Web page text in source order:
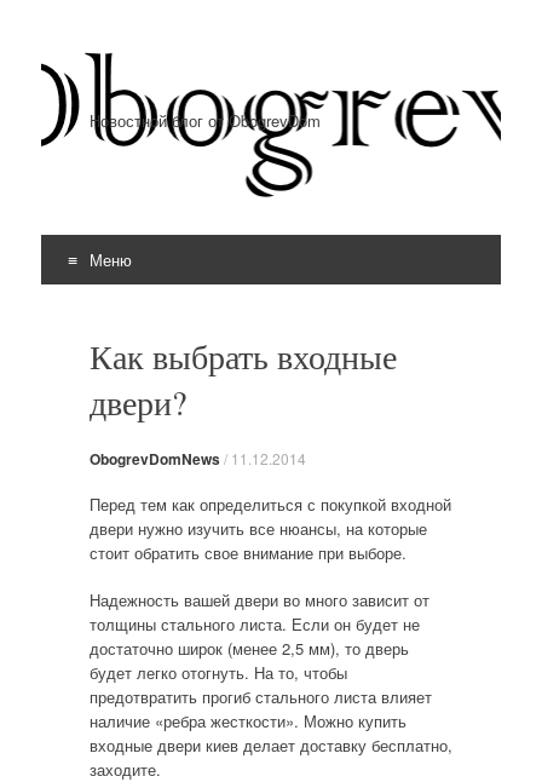
Новостной блог от ObogrevDom
Меню
Как выбрать входные
двери?
ObogrevDomNews/ 11.12.2014
Перед тем как определиться с покупкой входной
двери нужно изучить все нюансы, на которые
стоит обратить свое внимание при выборе.
Надежность вашей двери во много зависит от
толщины стального листа. Если он будет не
достаточно широк (менее 2,5 мм), то дверь
будет легко отогнуть. На то, чтобы
предотвратить прогиб стального листа влияет
наличие «ребра жесткости». Можно купить
входные двери киев делает доставку бесплатно,
заходите.